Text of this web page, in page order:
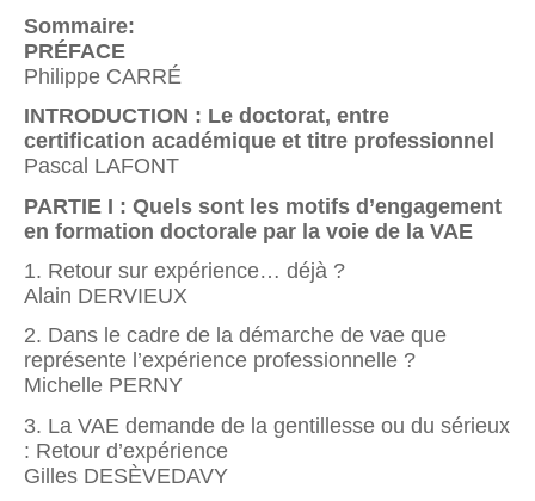
Sommaire:
PRÉFACE
Philippe CARRÉ
INTRODUCTION : Le doctorat, entre
certification académique et titre professionnel
Pascal LAFONT
PARTIE I : Quels sont les motifs d’engagement
en formation doctorale par la voie de la VAE
1. Retour sur expérience… déjà ?
Alain DERVIEUX
2. Dans le cadre de la démarche de vae que
représente l’expérience professionnelle ?
Michelle PERNY
3. La VAE demande de la gentillesse ou du sérieux
: Retour d’expérience
Gilles DESÈVEDAVY